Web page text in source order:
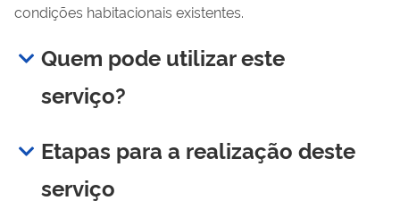
condições habitacionais existentes.
Quem pode utilizar este
serviço?
Etapas para a realização deste
serviço